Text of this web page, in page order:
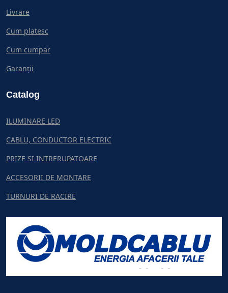
Livrare
Cum platesc
Cum cumpar
Garanții
Catalog
ILUMINARE LED
CABLU, CONDUCTOR ELECTRIC
PRIZE SI INTRERUPATOARE
ACCESORII DE MONTARE
TURNURI DE RACIRE